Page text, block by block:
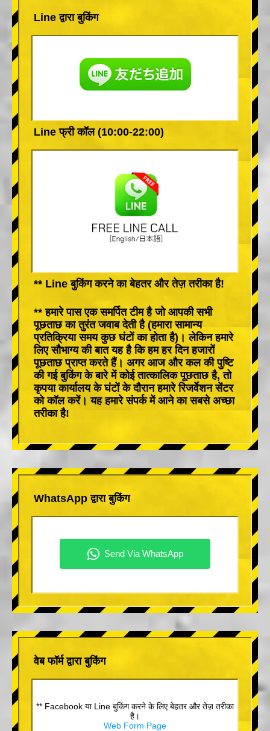
Line द्वारा बुकिंग
Line फ्री कॉल (10:00-22:00)
** Line बुकिंग करने का बेहतर और तेज़ तरीका है!
** हमारे पास एक समर्पित टीम है जो आपकी सभी
पूछताछ का तुरंत जवाब देती है (हमारा सामान्य
प्रतिक्रिया समय कुछ घंटों का होता है)। लेकिन हमारे
लिए सौभाग्य की बात यह है कि हम हर दिन हजारों
पूछताछ प्राप्त करते हैं। अगर आज और कल की पुष्टि
की गई बुकिंग के बारे में कोई तात्कालिक पूछताछ है, तो
कृपया कार्यालय के घंटों के दौरान हमारे रिजर्वेशन सेंटर
को कॉल करें। यह हमारे संपर्क में आने का सबसे अच्छा
तरीका है!
WhatsApp द्वारा बुकिंग
वेब फॉर्म द्वारा बुकिंग
** Facebook या Line बुकिंग करने के लिए बेहतर और तेज़ तरीका
है।
Web Form Page